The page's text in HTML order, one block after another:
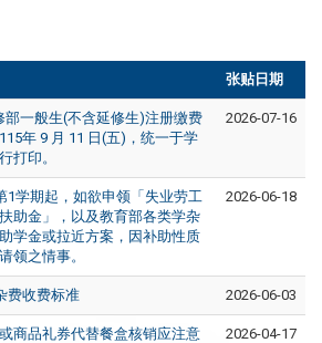
张贴日期
部一般生(不含延修生)注册缴费
年 9 月 11 日(五)，统一于学
打印。
2026-07-16
1学期起，如欲申领「失业劳工
助金」，以及教育部各类学杂
学金或拉近方案，因补助性质
领之情事。
2026-06-18
费收费标准 2026-06-03
商品礼券代替餐盒核销应注意
2026-04-17